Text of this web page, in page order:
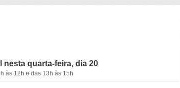
quarta-feira, dia 20
às 12h e das 13h às 15h